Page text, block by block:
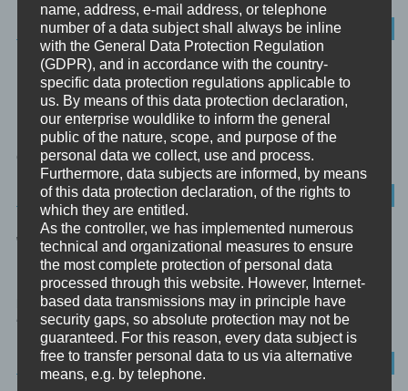
DAS UNBEWUSSTE
Linke und rechte Gehirnhälfte Eine der wichtigsten
Errungenschaften der Gehirnforschung war die Erkenntnis, dass
die beiden Gehirnhälften verschiedene Grundfunktionen...
UNBEWUSSTES
WAS SIND EMOTIONEN?
Das Wort Emotion kommt aus dem Lateinischen. Movere
bedeutet “bewegen”. Mit der Vorsilbe E wäre die Übersetzung
“hinwegbewegen”. Emotionen...
UNBEWUSSTES
name, address, e-mail address, or telephone
number of a data subject shall always be inline
with the General Data Protection Regulation
(GDPR), and in accordance with the country-
specific data protection regulations applicable to
us. By means of this data protection declaration,
our enterprise wouldlike to inform the general
public of the nature, scope, and purpose of the
personal data we collect, use and process.
Furthermore, data subjects are informed, by means
of this data protection declaration, of the rights to
which they are entitled.
As the controller, we has implemented numerous
technical and organizational measures to ensure
the most complete protection of personal data
processed through this website. However, Internet-
based data transmissions may in principle have
security gaps, so absolute protection may not be
guaranteed. For this reason, every data subject is
free to transfer personal data to us via alternative
means, e.g. by telephone.